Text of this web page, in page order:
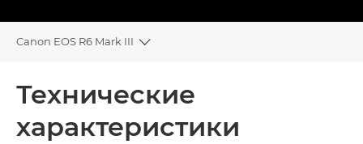
Canon EOS R6 Mark III
Toggle breadcrumbs
Технические характеристики
Технические
характеристики